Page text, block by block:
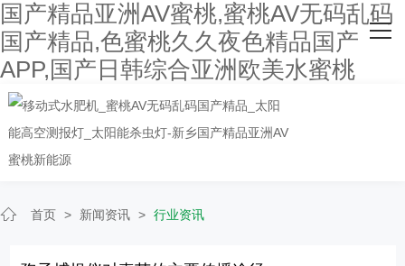
国产精品亚洲AV蜜桃,蜜桃AV无码乱码
国产精品,色蜜桃久久夜色精品国产
APP,国产日韩综合亚洲欧美水蜜桃
网站首页
关于国产精品亚洲AV蜜桃
主营产品
客户案例
人才招聘
首页 > 新闻资讯 > 行业资讯